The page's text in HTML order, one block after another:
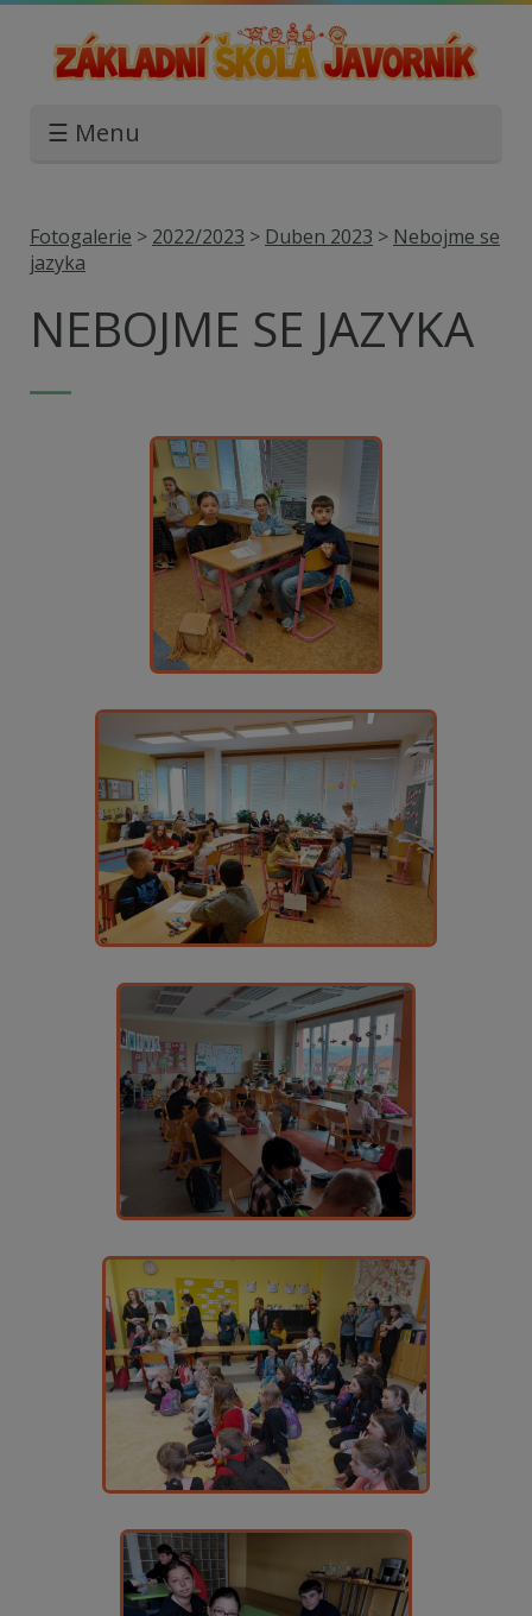
☰ Menu
Fotogalerie > 2022/2023 > Duben 2023 > Nebojme se
jazyka
NEBOJME SE JAZYKA